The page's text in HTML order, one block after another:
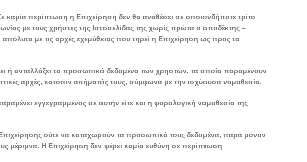
περίπτωση η Επιχείρηση δεν θα αναθέσει σε οποιονδήποτε τρίτο
με τους χρήστες της Ιστοσελίδας της χωρίς πρώτα ο αποδέκτης –
με τις αρχές εχεμύθειας που τηρεί η Επιχείρηση ως προς τα
ή ανταλλάξει τα προσωπικά δεδομένα των χρηστών, τα οποία παραμένουν
αρχές, κατόπιν αιτήματός τους, σύμφωνα με την ισχύουσα νομοθεσία.
εγγεγραμμένος σε αυτήν είτε και η φορολογική νομοθεσία της
ούτε να καταχωρούν τα προσωπικά τους δεδομένα, παρά μόνον
Η Επιχείρηση δεν φέρει καμία ευθύνη σε περίπτωση